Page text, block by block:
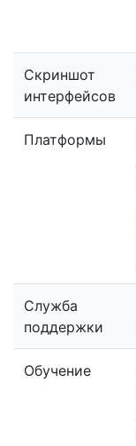
Скриншот
интерфейсов
Платформы
Служба
поддержки
Обучение